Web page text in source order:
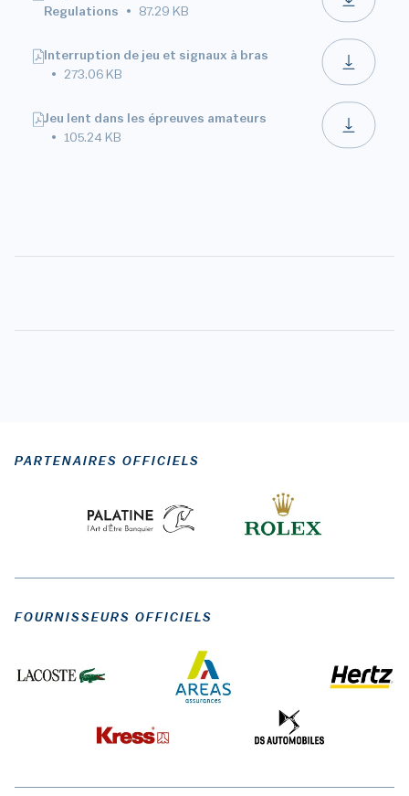
Regulations
87.29 KB
Interruption de jeu et signaux à bras
273.06 KB
Jeu lent dans les épreuves amateurs
105.24 KB
PARTENAIRES OFFICIELS
FOURNISSEURS OFFICIELS